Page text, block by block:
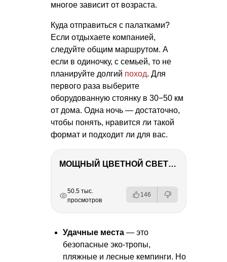
многое зависит от возраста.
Куда отправиться с палатками?
Если отдыхаете компанией,
следуйте общим маршрутом. А
если в одиночку, с семьей, то не
планируйте долгий поход. Для
первого раза выберите
оборудованную стоянку в 30−50 км
от дома. Одна ночь — достаточно,
чтобы понять, нравится ли такой
формат и подходит ли для вас.
МОЩНЫЙ ЦВЕТНОЙ СВЕТ – NANLITE FC-500C
РЕКЛАМА
РЕКЛАМА
РЕКЛАМА
50.5 тыс.
просмотров
146
Удачные места — это
безопасные эко-тропы,
пляжные и лесные кемпинги. Но